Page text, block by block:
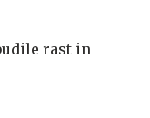
rast in